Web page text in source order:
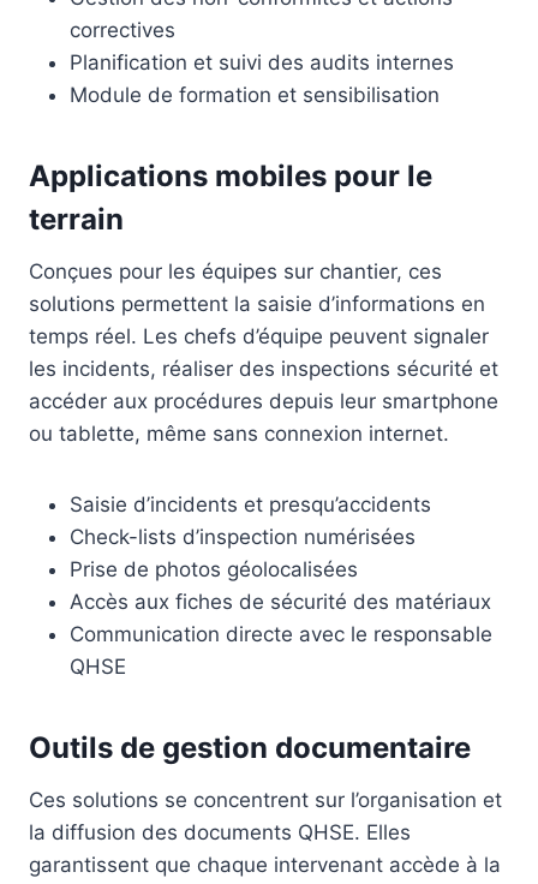
correctives
Planification et suivi des audits internes
Module de formation et sensibilisation
Applications mobiles pour le
terrain
Conçues pour les équipes sur chantier, ces
solutions permettent la saisie d’informations en
temps réel. Les chefs d’équipe peuvent signaler
les incidents, réaliser des inspections sécurité et
accéder aux procédures depuis leur smartphone
ou tablette, même sans connexion internet.
Saisie d’incidents et presqu’accidents
Check-lists d’inspection numérisées
Prise de photos géolocalisées
Accès aux fiches de sécurité des matériaux
Communication directe avec le responsable
QHSE
Outils de gestion documentaire
Ces solutions se concentrent sur l’organisation et
la diffusion des documents QHSE. Elles
garantissent que chaque intervenant accède à la